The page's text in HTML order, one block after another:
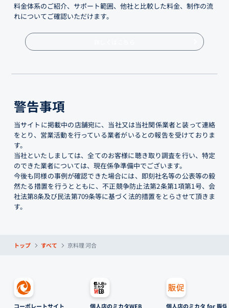
料金体系のご紹介、サポート範囲、他社と比較した料金、制作の流
れについてご確認いただけます。
警告事項
当サイトに掲載中の店舗宛に、当社又は当社関係業者と装って連絡
をとり、営業活動を行っている業者がいるとの報告を受けておりま
す。
当社といたしましては、全てのお客様に聴き取り調査を行い、特定
のできた業者については、現在係争準備中でございます。
今後も同様の事例が確認できた場合には、即刻社名等の公表等の毅
然たる措置を行うとともに、不正競争防止法第2条第1項第1号、会
社法第8条及び民法第709条等に基づく法的措置をとらさせて頂きま
す。
トップ すべて 京料理 河合
コーポレートサイト 個人店のミカタWEB 個人店のミカタ for 販促